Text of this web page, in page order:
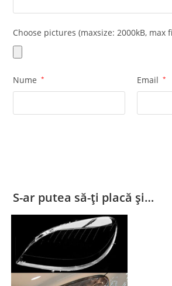
Choose pictures (maxsize: 2000kB, max
Nume * Email *
S-ar putea să-ți placă și…